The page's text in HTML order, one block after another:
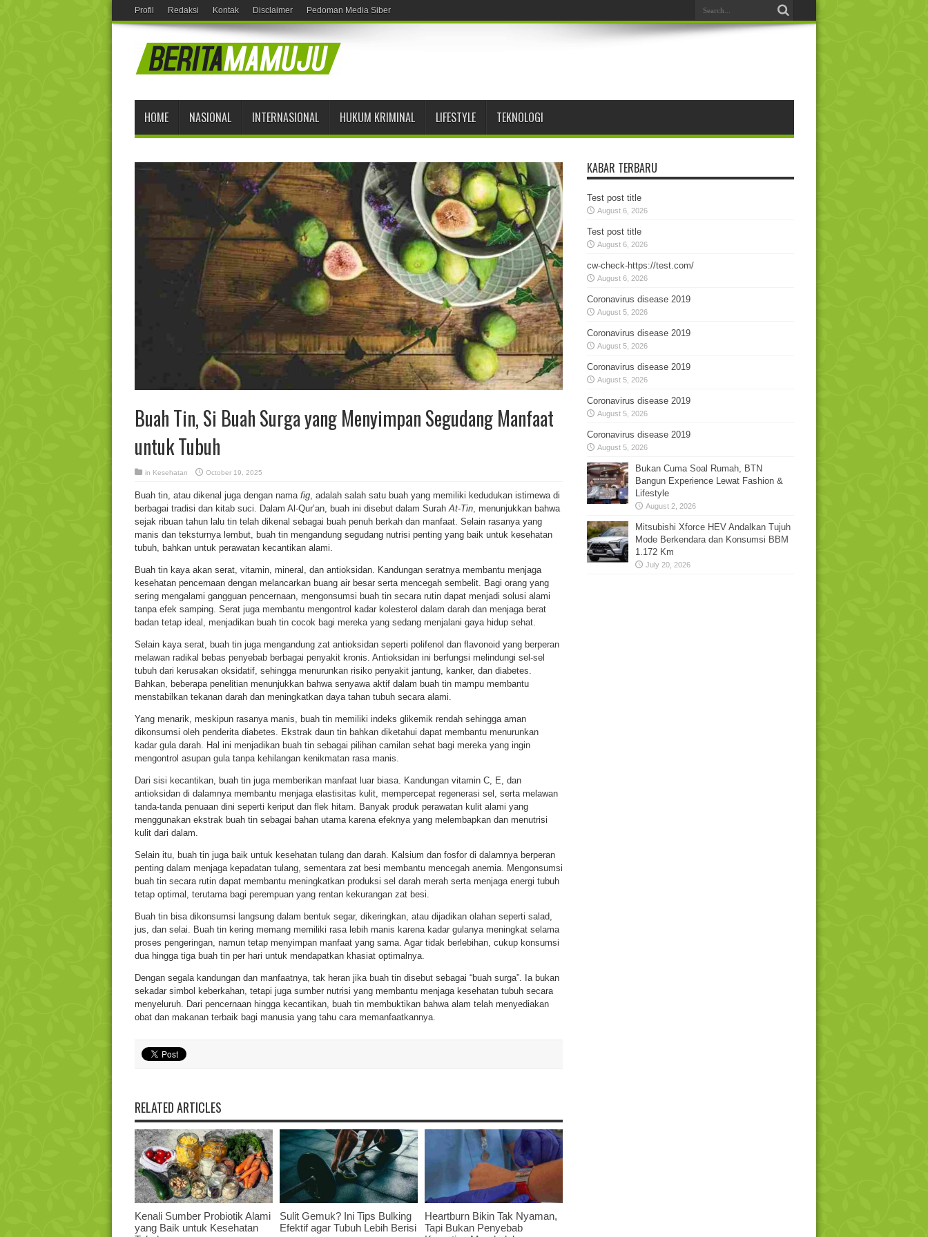
Profil Redaksi Kontak Disclaimer Pedoman Media Siber
HOME NASIONAL INTERNASIONAL HUKUM KRIMINAL LIFESTYLE TEKNOLOGI
Buah Tin, Si Buah Surga yang Menyimpan Segudang Manfaat
untuk Tubuh
in Kesehatan October 19, 2025
Buah tin, atau dikenal juga dengan nama fig, adalah salah satu buah yang memiliki kedudukan istimewa di
berbagai tradisi dan kitab suci. Dalam Al-Qur’an, buah ini disebut dalam SurahAt-Tin, menunjukkan bahwa
sejak ribuan tahun lalu tin telah dikenal sebagai buah penuh berkah dan manfaat. Selain rasanya yang
manis dan teksturnya lembut, buah tin mengandung segudang nutrisi penting yang baik untuk kesehatan
tubuh, bahkan untuk perawatan kecantikan alami.
Buah tin kaya akan serat, vitamin, mineral, dan antioksidan. Kandungan seratnya membantu menjaga
kesehatan pencernaan dengan melancarkan buang air besar serta mencegah sembelit. Bagi orang yang
sering mengalami gangguan pencernaan, mengonsumsi buah tin secara rutin dapat menjadi solusi alami
tanpa efek samping. Serat juga membantu mengontrol kadar kolesterol dalam darah dan menjaga berat
badan tetap ideal, menjadikan buah tin cocok bagi mereka yang sedang menjalani gaya hidup sehat.
Selain kaya serat, buah tin juga mengandung zat antioksidan seperti polifenol dan flavonoid yang berperan
melawan radikal bebas penyebab berbagai penyakit kronis. Antioksidan ini berfungsi melindungi sel-sel
tubuh dari kerusakan oksidatif, sehingga menurunkan risiko penyakit jantung, kanker, dan diabetes.
Bahkan, beberapa penelitian menunjukkan bahwa senyawa aktif dalam buah tin mampu membantu
menstabilkan tekanan darah dan meningkatkan daya tahan tubuh secara alami.
Yang menarik, meskipun rasanya manis, buah tin memiliki indeks glikemik rendah sehingga aman
dikonsumsi oleh penderita diabetes. Ekstrak daun tin bahkan diketahui dapat membantu menurunkan
kadar gula darah. Hal ini menjadikan buah tin sebagai pilihan camilan sehat bagi mereka yang ingin
mengontrol asupan gula tanpa kehilangan kenikmatan rasa manis.
Dari sisi kecantikan, buah tin juga memberikan manfaat luar biasa. Kandungan vitamin C, E, dan
antioksidan di dalamnya membantu menjaga elastisitas kulit, mempercepat regenerasi sel, serta melawan
tanda-tanda penuaan dini seperti keriput dan flek hitam. Banyak produk perawatan kulit alami yang
menggunakan ekstrak buah tin sebagai bahan utama karena efeknya yang melembapkan dan menutrisi
kulit dari dalam.
Selain itu, buah tin juga baik untuk kesehatan tulang dan darah. Kalsium dan fosfor di dalamnya berperan
penting dalam menjaga kepadatan tulang, sementara zat besi membantu mencegah anemia. Mengonsumsi
buah tin secara rutin dapat membantu meningkatkan produksi sel darah merah serta menjaga energi tubuh
tetap optimal, terutama bagi perempuan yang rentan kekurangan zat besi.
Buah tin bisa dikonsumsi langsung dalam bentuk segar, dikeringkan, atau dijadikan olahan seperti salad,
jus, dan selai. Buah tin kering memang memiliki rasa lebih manis karena kadar gulanya meningkat selama
proses pengeringan, namun tetap menyimpan manfaat yang sama. Agar tidak berlebihan, cukup konsumsi
dua hingga tiga buah tin per hari untuk mendapatkan khasiat optimalnya.
Dengan segala kandungan dan manfaatnya, tak heran jika buah tin disebut sebagai “buah surga”. Ia bukan
sekadar simbol keberkahan, tetapi juga sumber nutrisi yang membantu menjaga kesehatan tubuh secara
menyeluruh. Dari pencernaan hingga kecantikan, buah tin membuktikan bahwa alam telah menyediakan
obat dan makanan terbaik bagi manusia yang tahu cara memanfaatkannya.
RELATED ARTICLES
Kenali Sumber Probiotik Alami
yang Baik untuk Kesehatan
Sulit Gemuk? Ini Tips Bulking
Efektif agar Tubuh Lebih Berisi
Heartburn Bikin Tak Nyaman,
Tapi Bukan Penyebab
KABAR TERBARU
Test post title
August 6, 2026
Test post title
August 6, 2026
cw-check-https://test.com/
August 6, 2026
Coronavirus disease 2019
August 5, 2026
Coronavirus disease 2019
August 5, 2026
Coronavirus disease 2019
August 5, 2026
Coronavirus disease 2019
August 5, 2026
Coronavirus disease 2019
August 5, 2026
Bukan Cuma Soal Rumah, BTN
Bangun Experience Lewat Fashion &
Lifestyle
August 2, 2026
Mitsubishi Xforce HEV Andalkan Tujuh
Mode Berkendara dan Konsumsi BBM
1.172 Km
July 20, 2026